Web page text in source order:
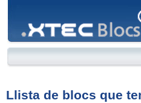
Llista de blocs que